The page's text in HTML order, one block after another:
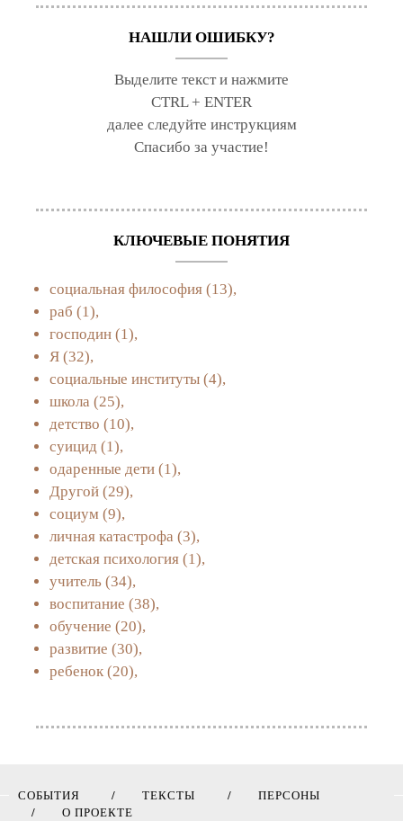
НАШЛИ ОШИБКУ?
Выделите текст и нажмите
CTRL + ENTER
далее следуйте инструкциям
Спасибо за участие!
КЛЮЧЕВЫЕ ПОНЯТИЯ
социальная философия (13),
раб (1),
господин (1),
Я (32),
социальные институты (4),
школа (25),
детство (10),
суицид (1),
одаренные дети (1),
Другой (29),
социум (9),
личная катастрофа (3),
детская психология (1),
учитель (34),
воспитание (38),
обучение (20),
развитие (30),
ребенок (20),
СОБЫТИЯ ТЕКСТЫ
ПЕРСОНЫ
О ПРОЕКТЕ